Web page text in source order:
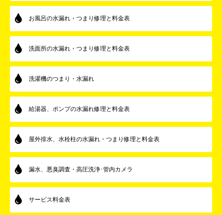
お風呂の水漏れ・つまり修理と料金表
洗面所の水漏れ・つまり修理と料金表
洗濯機のつまり・水漏れ
給湯器、ポンプの水漏れ修理と料金表
屋外排水、水栓柱の水漏れ・つまり修理と料金表
漏水、悪臭調査・高圧洗浄･管内カメラ
サービス料金表